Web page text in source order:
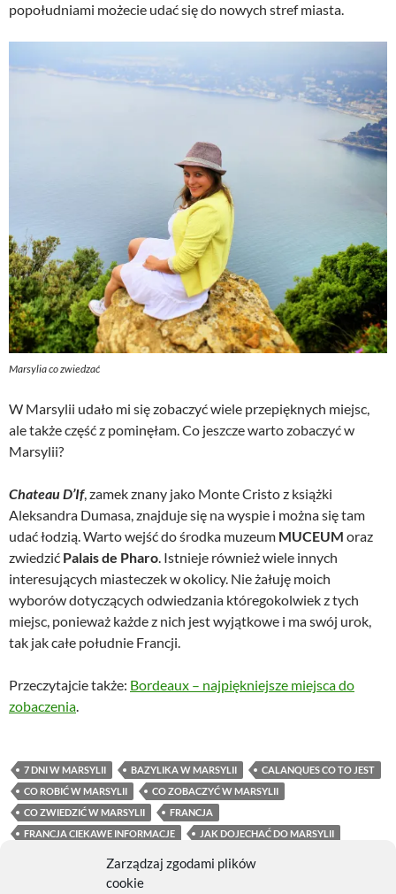
popołudniami możecie udać się do nowych stref miasta.
Marsylia co zwiedzać
W Marsylii udało mi się zobaczyć wiele przepięknych miejsc,
ale także część z pominęłam. Co jeszcze warto zobaczyć w
Marsylii?
Chateau D’If, zamek znany jako Monte Cristo z książki
Aleksandra Dumasa, znajduje się na wyspie i można się tam
udać łodzią. Warto wejść do środka muzeum MUCEUM oraz
zwiedzić Palais de Pharo. Istnieje również wiele innych
interesujących miasteczek w okolicy. Nie żałuję moich
wyborów dotyczących odwiedzania któregokolwiek z tych
miejsc, ponieważ każde z nich jest wyjątkowe i ma swój urok,
tak jak całe południe Francji.
Przeczytajcie także: Bordeaux – najpiękniejsze miejsca do
zobaczenia.
7 DNI W MARSYLII BAZYLIKA W MARSYLII
CALANQUES CO TO JEST
CO ROBIĆ W MARSYLII
CO ZOBACZYĆ W MARSYLII
CO ZWIEDZIĆ W MARSYLII
FRANCJA
FRANCJA CIEKAWE INFORMACJE
JAK DOJECHAĆ DO MARSYLII
PARYŻ MARSYLIA JAK SIĘ DOSTAĆ
Zarządzaj zgodami plików
cookie